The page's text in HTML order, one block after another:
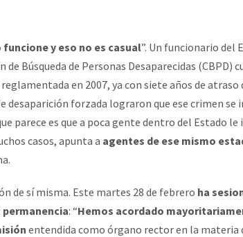
y eso no es casual”. Un funcionario del
Búsqueda de Personas Desaparecidas (CBPD)
en 2007, ya con siete años de atraso
desaparición forzada lograron que ese crimen se
parece es que a poca gente dentro del Estado le
casos, apunta a agentes de ese mismo
de sí misma. Este martes 28 de febrero ha
: “Hemos acordado
entendida como órgano rector en la materia